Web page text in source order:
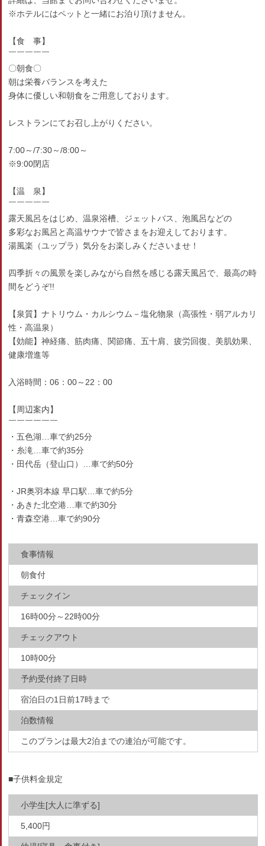
※ホテルにはペットと一緒にお泊り頂けません。
【食 事】
￣￣￣￣￣
〇朝食〇
朝は栄養バランスを考えた
身体に優しい和朝食をご用意しております。
レストランにてお召し上がりください。
7:00～/7:30～/8:00～
※9:00閉店
【温 泉】
￣￣￣￣￣
露天風呂をはじめ、温泉浴槽、ジェットバス、泡風呂などの
多彩なお風呂と高温サウナで皆さまをお迎えしております。
湯風楽（ユップラ）気分をお楽しみくださいませ！
四季折々の風景を楽しみながら自然を感じる露天風呂で、最高の時
間をどうぞ!!
【泉質】ナトリウム・カルシウム－塩化物泉（高張性・弱アルカリ
性・高温泉）
【効能】神経痛、筋肉痛、関節痛、五十肩、疲労回復、美肌効果、
健康増進等
入浴時間：06：00～22：00
【周辺案内】
￣￣￣￣￣￣
・五色湖…車で約25分
・糸滝…車で約35分
・田代岳（登山口）…車で約50分
・JR奥羽本線 早口駅…車で約5分
・あきた北空港…車で約30分
・青森空港…車で約90分
食事情報
朝食付
チェックイン
16時00分～22時00分
チェックアウト
10時00分
予約受付終了日時
宿泊日の1日前17時まで
泊数情報
このプランは最大2泊までの連泊が可能です。
■子供料金規定
小学生[大人に準ずる]
5,400円